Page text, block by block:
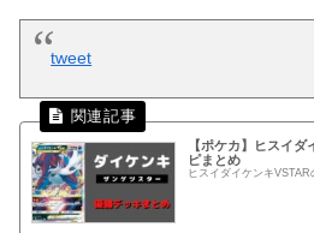
tweet
【ポケカ】ヒスイ
ピまとめ
ヒスイダイケンキVSTAR